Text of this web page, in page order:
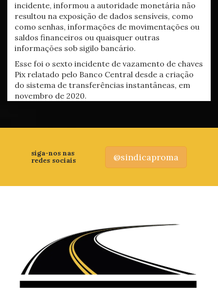
incidente, informou a autoridade monetária não
resultou na exposição de dados sensíveis, como
como senhas, informações de movimentações ou
saldos financeiros ou quaisquer outras
informações sob sigilo bancário.
Esse foi o sexto incidente de vazamento de chaves
Pix relatado pelo Banco Central desde a criação
do sistema de transferências instantâneas, em
novembro de 2020.
siga-nos nas
redes sociais
@sindicaproma